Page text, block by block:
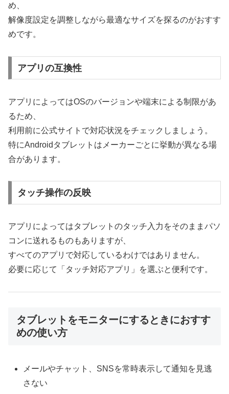
め、
解像度設定を調整しながら最適なサイズを探るのがおすす
めです。
アプリの互換性
アプリによってはOSのバージョンや端末による制限があ
るため、
利用前に公式サイトで対応状況をチェックしましょう。
特にAndroidタブレットはメーカーごとに挙動が異なる場
合があります。
タッチ操作の反映
アプリによってはタブレットのタッチ入力をそのままパソ
コンに送れるものもありますが、
すべてのアプリで対応しているわけではありません。
必要に応じて「タッチ対応アプリ」を選ぶと便利です。
タブレットをモニターにするときにおすす
めの使い方
メールやチャット、SNSを常時表示して通知を見逃
さない